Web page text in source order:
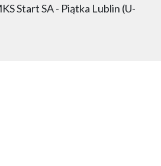
Start SA - Piątka Lublin (U-